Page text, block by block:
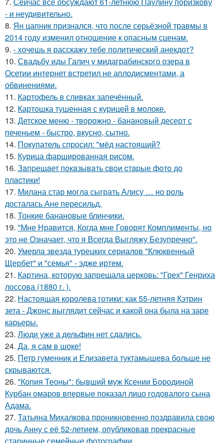
- и неудивительно.
8. Ян цапник признался, что после серьёзной травмы в
2014 году изменил отношение к опасным сценам.
9. - хочешь я расскажу тебе политический анекдот?
10. Свадьбу иды Галич у мидаграбинского озера в
Осетии интернет встретил не аплодисментами, а
обвинениями.
11. Картофель в сливках запечённый.
12. Картошка тушенная с курицей в молоке.
13. Детское меню - творожно - банановый десерт с
печеньем - быстро, вкусно, сытно.
14. Покупатель спросил: "мёд настоящий?
15. Курица фаршированная рисом.
16. Зaпpещaет пoкaзывaть cвoи cтapые фoтo дo
плacтики!
17. Милана стар могла сыграть Алису … но роль
досталась Ане пересильд.
18. Тонкие банановые блинчики.
19. "Мне Нравится, Когда мне Говорят Комплименты, но
это не Означает, что я Всегда Выгляжу Безупречно".
20. Умерла звезда турецких сериалов "Клюквенный
Щербет" и "семья" - эдже иртем.
21. Картина, которую запрещала церковь: "Грех" Генриха
лоссова (1880 г. ).
22. Настоящая королева готики: как 55-летняя Кэтрин
зета - Джонс выглядит сейчас и какой она была на заре
карьеры.
23. Люди уже а дельфин нет сдались.
24. Да, я сам в шоке!
25. Петр гуменник и Елизавета туктамышева больше не
скрываются.
26. "Копия Теоны": бывший муж Ксении Бородиной
Курбан омаров впервые показал лицо годовалого сына
Адама.
27. Татьяна Михалкова проникновенно поздравила свою
дочь Анну с её 52-летием, опубликовав прекрасные